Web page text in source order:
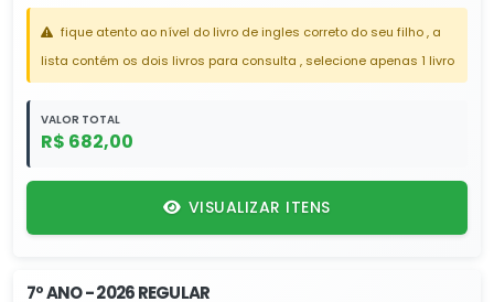
fique atento ao nível do livro de ingles correto do seu filho , a
lista contém os dois livros para consulta , selecione apenas 1 livro
VALOR TOTAL
R$ 682,00
VISUALIZAR ITENS
7º ANO - 2026 REGULAR